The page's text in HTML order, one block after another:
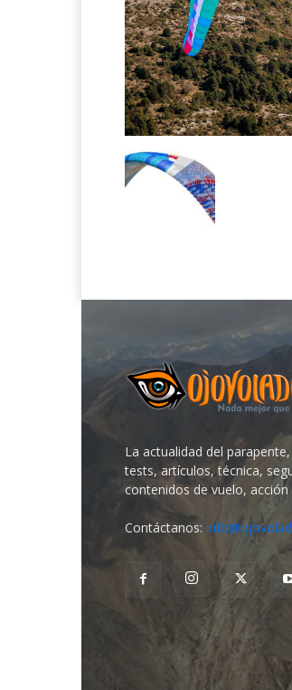
La actualidad del
tests, artículos, técnica,
contenidos de vuelo, acción
Contáctanos: